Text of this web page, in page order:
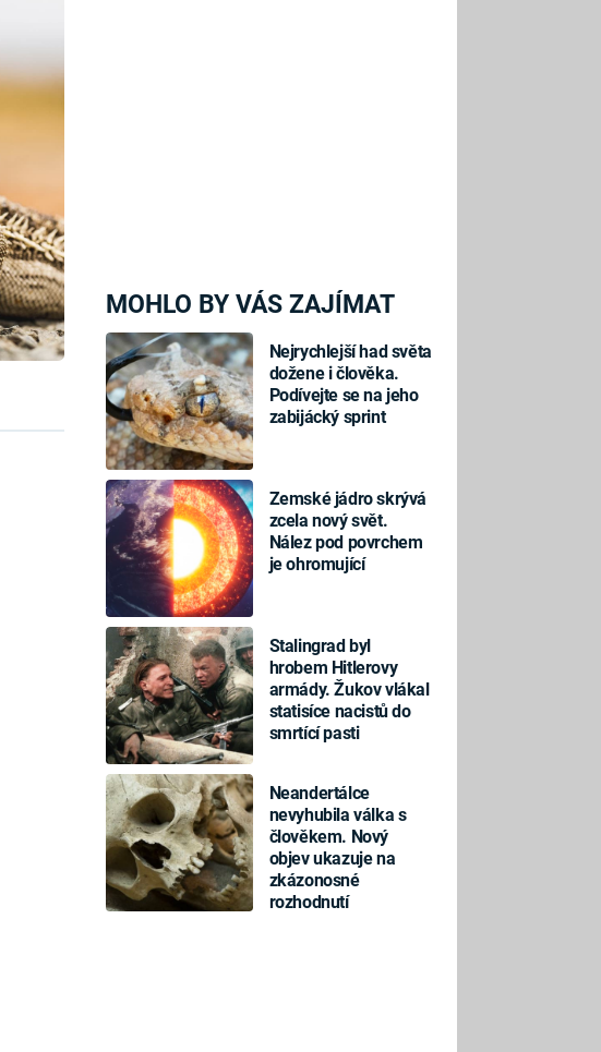
MOHLO BY VÁS ZAJÍMAT
Nejrychlejší had světa
dožene i člověka.
Podívejte se na jeho
zabijácký sprint
Zemské jádro skrývá
zcela nový svět.
Nález pod povrchem
je ohromující
Stalingrad byl
hrobem Hitlerovy
armády. Žukov vlákal
statisíce nacistů do
smrtící pasti
Neandertálce
nevyhubila válka s
člověkem. Nový
objev ukazuje na
zkázonosné
rozhodnutí